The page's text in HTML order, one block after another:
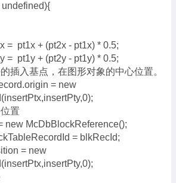
pt1x + (pt2x - pt1x) * 0.5;
pt1y + (pt2y - pt1y) * 0.5;
插入基点，在图形对象的中心位置。
= new
置
McDbBlockReference();
= blkRecId;
= new